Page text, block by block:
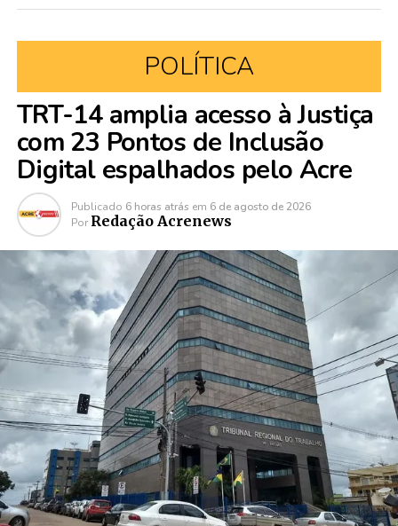
POLÍTICA
TRT-14 amplia acesso à Justiça
com 23 Pontos de Inclusão
Digital espalhados pelo Acre
Publicado 6 horas atrás em 6 de agosto de 2026
Por Redação Acrenews